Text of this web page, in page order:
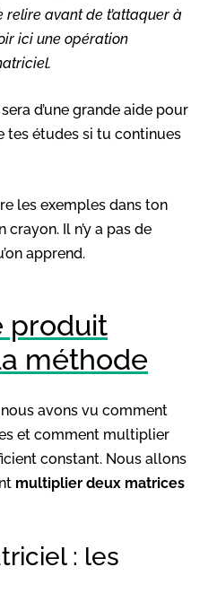
relire avant de t’attaquer à
ici une opération
d’une grande aide pour
tes études si tu continues
les exemples dans ton
Il n’y a pas de
apprend.
produit
méthode
avons vu comment
et comment multiplier
constant. Nous allons
multiplier deux matrices
: les